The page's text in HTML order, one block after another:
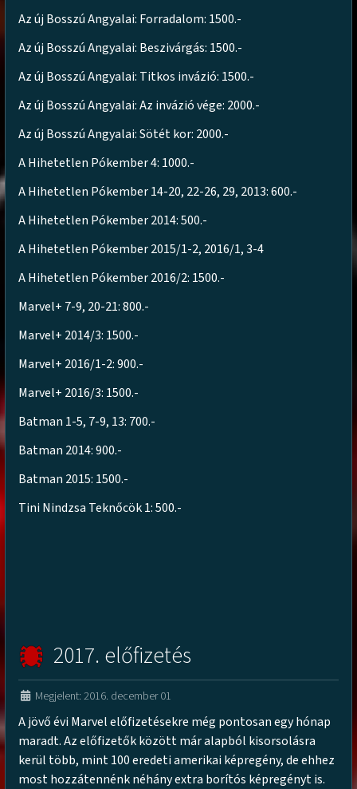
Az új Bosszú Angyalai: Forradalom: 1500.-
Az új Bosszú Angyalai: Beszivárgás: 1500.-
Az új Bosszú Angyalai: Titkos invázió: 1500.-
Az új Bosszú Angyalai: Az invázió vége: 2000.-
Az új Bosszú Angyalai: Sötét kor: 2000.-
A Hihetetlen Pókember 4: 1000.-
A Hihetetlen Pókember 14-20, 22-26, 29, 2013: 600.-
A Hihetetlen Pókember 2014: 500.-
A Hihetetlen Pókember 2015/1-2, 2016/1, 3-4
A Hihetetlen Pókember 2016/2: 1500.-
Marvel+ 7-9, 20-21: 800.-
Marvel+ 2014/3: 1500.-
Marvel+ 2016/1-2: 900.-
Marvel+ 2016/3: 1500.-
Batman 1-5, 7-9, 13: 700.-
Batman 2014: 900.-
Batman 2015: 1500.-
Tini Nindzsa Teknőcök 1: 500.-
2017. előfizetés
Megjelent: 2016. december 01
A jövő évi Marvel előfizetésekre még pontosan egy hónap
maradt. Az előfizetők között már alapból kisorsolásra
kerül több, mint 100 eredeti amerikai képregény, de ehhez
most hozzátennénk néhány extra borítós képregényt is.